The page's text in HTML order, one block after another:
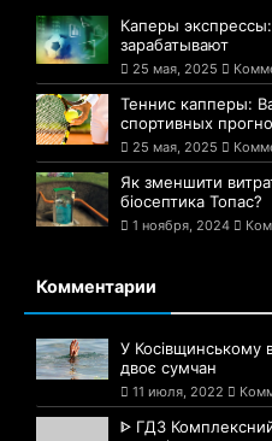
Каперы
зарабатывают
25 мая, 2025
Теннис капперы:
спортивных
25 мая, 2025
Як зменшити
біосептика Топас?
1 ноября, 2024
Комментарии
У Косівщинському
двоє сумчан
11 июля, 2022
ᐈ ГДЗ